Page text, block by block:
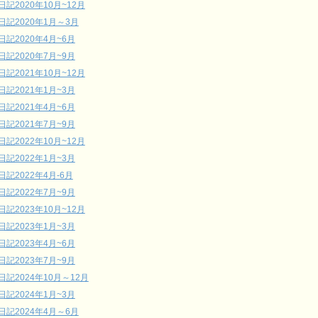
記2020年10月~12月
記2020年1月～3月
記2020年4月~6月
記2020年7月~9月
記2021年10月~12月
記2021年1月~3月
記2021年4月~6月
記2021年7月~9月
記2022年10月~12月
記2022年1月~3月
記2022年4月-6月
記2022年7月~9月
記2023年10月~12月
記2023年1月~3月
記2023年4月~6月
記2023年7月~9月
記2024年10月～12月
記2024年1月~3月
記2024年4月～6月